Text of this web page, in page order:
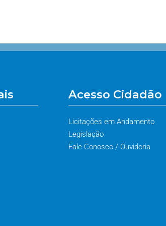
Acesso Cidadão
Licitações em Andamento
Legislação
Fale Conosco / Ouvidoria